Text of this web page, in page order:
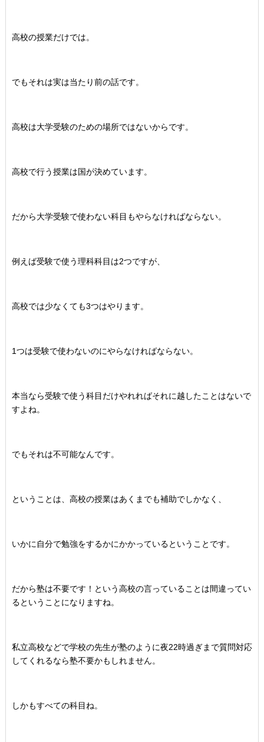
高校の授業だけでは。
でもそれは実は当たり前の話です。
高校は大学受験のための場所ではないからです。
高校で行う授業は国が決めています。
だから大学受験で使わない科目もやらなければならない。
例えば受験で使う理科科目は2つですが、
高校では少なくても3つはやります。
1つは受験で使わないのにやらなければならない。
本当なら受験で使う科目だけやれればそれに越したことはないで
すよね。
でもそれは不可能なんです。
ということは、高校の授業はあくまでも補助でしかなく、
いかに自分で勉強をするかにかかっているということです。
だから塾は不要です！という高校の言っていることは間違ってい
るということになりますね。
私立高校などで学校の先生が塾のように夜22時過ぎまで質問対応
してくれるなら塾不要かもしれません。
しかもすべての科目ね。